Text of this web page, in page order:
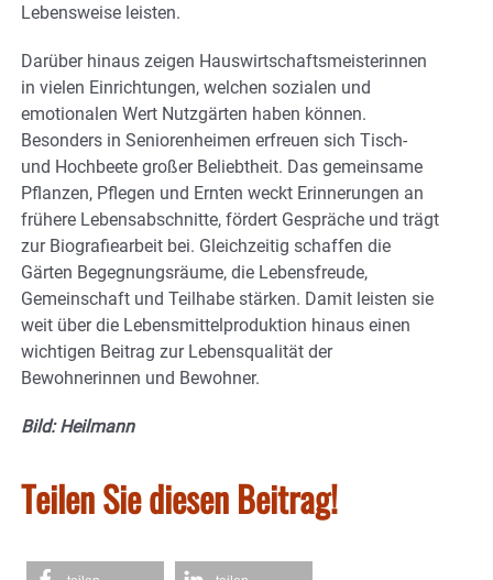
Lebensweise leisten.
Darüber hinaus zeigen Hauswirtschaftsmeisterinnen
in vielen Einrichtungen, welchen sozialen und
emotionalen Wert Nutzgärten haben können.
Besonders in Seniorenheimen erfreuen sich Tisch-
und Hochbeete großer Beliebtheit. Das gemeinsame
Pflanzen, Pflegen und Ernten weckt Erinnerungen an
frühere Lebensabschnitte, fördert Gespräche und trägt
zur Biografiearbeit bei. Gleichzeitig schaffen die
Gärten Begegnungsräume, die Lebensfreude,
Gemeinschaft und Teilhabe stärken. Damit leisten sie
weit über die Lebensmittelproduktion hinaus einen
wichtigen Beitrag zur Lebensqualität der
Bewohnerinnen und Bewohner.
Bild: Heilmann
Teilen Sie diesen Beitrag!